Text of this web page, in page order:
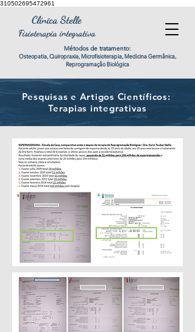
310502695472961
Clínica Stelle
Fisioterapia integrativa
Métodos de tratamento:
Osteopatia, Quiropraxia, Microfisioterapia, Medicina Germânica,
Reprogramação Biológica
Contato
Pesquisas e Artigos Científicos:
Terapias integrativas